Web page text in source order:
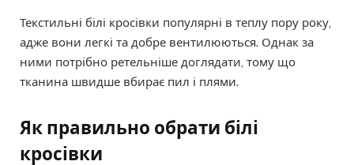
Текстильні білі кросівки популярні в теплу пору року,
адже вони легкі та добре вентилюються. Однак за
ними потрібно ретельніше доглядати, тому що
тканина швидше вбирає пил і плями.
Як правильно обрати білі
кросівки